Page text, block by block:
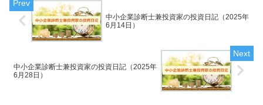
中小企業診断士兼投資家の投資日記（2025年
6月14日）
中小企業診断士兼投資家の投資日記（2025年
6月28日）